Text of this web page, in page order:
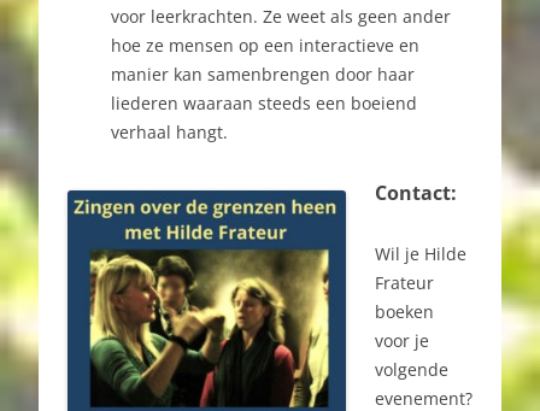
voor leerkrachten. Ze weet als geen ander
hoe ze mensen op een interactieve en
manier kan samenbrengen door haar
liederen waaraan steeds een boeiend
verhaal hangt.
Contact:
Wil je Hilde
Frateur
boeken
voor je
volgende
evenement?